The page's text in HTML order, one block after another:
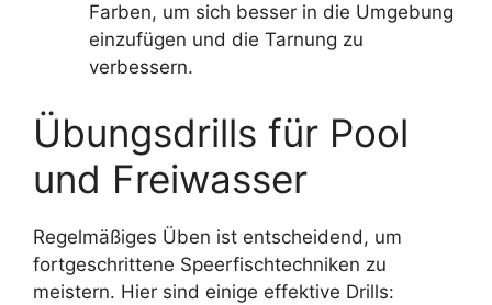
Farben, um sich besser in die Umgebung
einzufügen und die Tarnung zu
verbessern.
Übungsdrills für Pool
und Freiwasser
Regelmäßiges Üben ist entscheidend, um
fortgeschrittene Speerfischtechniken zu
meistern. Hier sind einige effektive Drills: